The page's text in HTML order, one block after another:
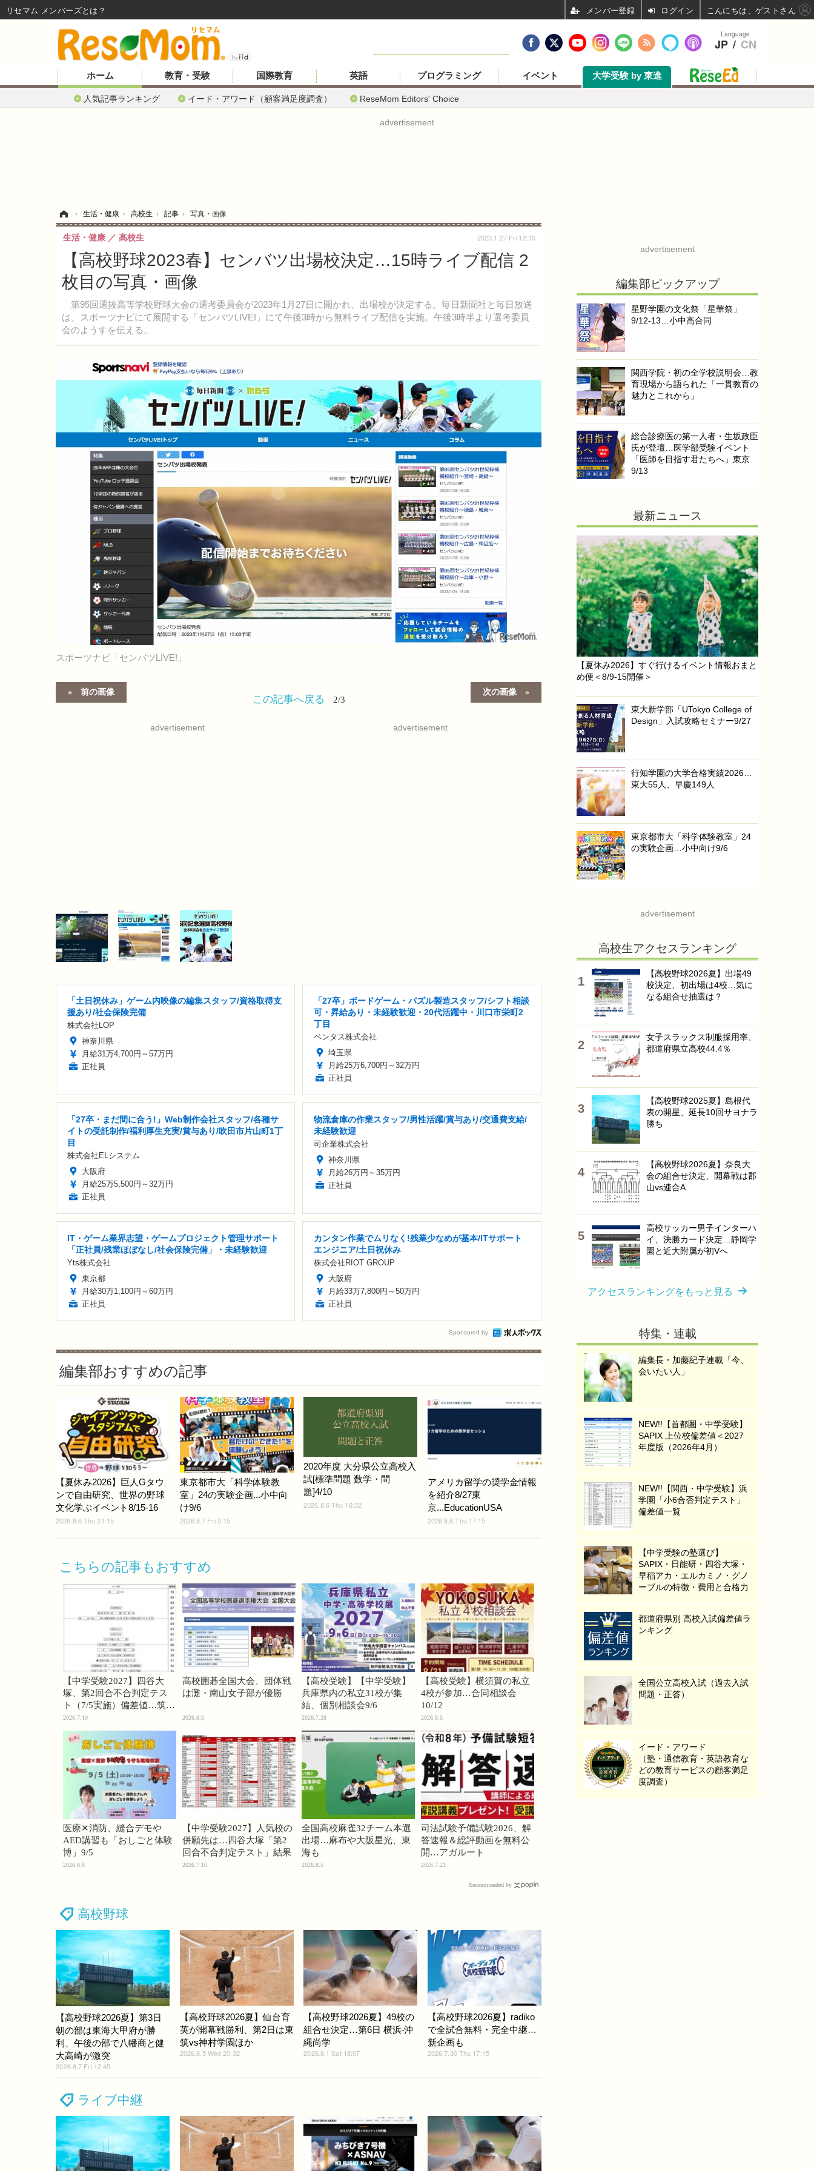
ホーム
人気記事ランキング イード・アワード（顧客満足度調査） ReseMom Editors' Choice
教育・受験 国際教育 英語 プログラミング イベント 大学受験 by 東進
advertisement
› 生活・健康 › 高校生 › 記事 › 写真・画像
【高校野球2023春】センバツ出場校決定…15時ライブ配信 2
枚目の写真・画像
第95回選抜高等学校野球大会の選考委員会が2023年1月27日に開かれ、出場校が決定する。毎日新聞社と毎日放送
は、スポーツナビにて展開する「センバツLIVE!」にて午後3時から無料ライブ配信を実施。午後3時半より選考委員
会のようすを伝える。
生活・健康 高校生 2023.1.27 Fri 12:15
スポーツナビ「センバツLIVE!」
前の画像 次の画像
この記事へ戻る 2/3
advertisement advertisement
「土日祝休み」ゲーム内映像の編集スタッフ/資格取得支
援あり/社会保険完備
株式会社LOP
神奈川県
月給31万4,700円～57万円
正社員
「27卒」ボードゲーム・パズル製造スタッフ/シフト相談
可・昇給あり・未経験歓迎・20代活躍中・川口市栄町2
丁目
ベンタス株式会社
埼玉県
月給25万6,700円～32万円
正社員
「27卒・まだ間に合う!」Web制作会社スタッフ/各種サ
イトの受託制作/福利厚生充実/賞与あり/吹田市片山町1丁
目
株式会社ELシステム
大阪府
月給25万5,500円～32万円
正社員
物流倉庫の作業スタッフ/男性活躍/賞与あり/交通費支給/
未経験歓迎
司企業株式会社
神奈川県
月給26万円～35万円
正社員
IT・ゲーム業界志望・ゲームプロジェクト管理サポート
「正社員/残業ほぼなし/社会保険完備」・未経験歓迎
Yts株式会社
東京都
月給30万1,100円～60万円
正社員
カンタン作業でムリなく!残業少なめが基本/ITサポート
エンジニア/土日祝休み
株式会社RIOT GROUP
大阪府
月給33万7,800円～50万円
正社員
Sponsored by
編集部おすすめの記事
【夏休み2026】巨人Gタウ
ンで自由研究、世界の野球
文化学ぶイベント8/15-16
2026.8.6 Thu 21:15
東京都市大「科学体験教
室」24の実験企画...小中向
け9/6
2026.8.7 Fri 0:15
2020年度 大分県公立高校入
試[標準問題 数学・問
題]4/10
2026.8.6 Thu 16:32
アメリカ留学の奨学金情報
を紹介8/27東
京...EducationUSA
2026.8.6 Thu 17:15
こちらの記事もおすすめ
【中学受験2027】四谷大
塚、第2回合不合判定テス
ト（7/5実施）偏差値…筑駒
74・桜蔭70＜PR＞
2026.7.10
高校囲碁全国大会、団体戦
は灘・南山女子部が優勝
2026.8.5
【高校受験】【中学受験】
兵庫県内の私立31校が集
結、個別相談会9/6
2026.7.28
【高校受験】横須賀の私立
4校が参加…合同相談会
10/12
2026.8.5
医療✕消防、縫合デモや
AED講習も「おしごと体験
博」9/5
2026.8.6
【中学受験2027】人気校の
併願先は…四谷大塚「第2
回合不合判定テスト」結果
2026.7.16
全国高校麻雀32チーム本選
出場…麻布や大阪星光、東
海も
2026.8.5
司法試験予備試験2026、解
答速報＆総評動画を無料公
開…アガルート
2026.7.21
Recommended by
高校野球
【高校野球2026夏】第3日
朝の部は東海大甲府が勝
利、午後の部で八幡商と健
大高崎が激突
2026.8.7 Fri 12:45
【高校野球2026夏】仙台育
英が開幕戦勝利、第2日は東
筑vs神村学園ほか
2026.8.5 Wed 20:32
【高校野球2026夏】49校の
組合せ決定…第6日 横浜-沖
縄尚学
2026.8.1 Sat 18:07
【高校野球2026夏】radiko
で全試合無料・完全中継…
新企画も
2026.7.30 Thu 17:15
ライブ中継
advertisement
編集部ピックアップ
星野学園の文化祭「星華祭」
9/12-13…小中高合同
関西学院・初の全学校説明会…教
育現場から語られた「一貫教育の
魅力とこれから」
総合診療医の第一人者・生坂政臣
氏が登壇…医学部受験イベント
「医師を目指す君たちへ」東京
9/13
最新ニュース
【夏休み2026】すぐ行けるイベント情報おまと
め便＜8/9-15開催＞
東大新学部「UTokyo College of
Design」入試攻略セミナー9/27
行知学園の大学合格実績2026…
東大55人、早慶149人
東京都市大「科学体験教室」24
の実験企画…小中向け9/6
advertisement
高校生アクセスランキング
【高校野球2026夏】出場49
校決定、初出場は4校…気に
なる組合せ抽選は？
女子スラックス制服採用率、
都道府県立高校44.4％
【高校野球2025夏】島根代
表の開星、延長10回サヨナラ
勝ち
【高校野球2026夏】奈良大
会の組合せ決定、開幕戦は郡
山vs連合A
高校サッカー男子インターハ
イ、決勝カード決定…静岡学
園と近大附属が初Vへ
アクセスランキングをもっと見る
特集・連載
編集長・加藤紀子連載「今、
会いたい人」
NEW!!【首都圏・中学受験】
SAPIX 上位校偏差値＜2027
年度版（2026年4月）
NEW!!【関西・中学受験】浜
学園「小6合否判定テスト」
偏差値一覧
【中学受験の塾選び】
SAPIX・日能研・四谷大塚・
早稲アカ・エルカミノ・グノ
ーブルの特徴・費用と合格力
都道府県別 高校入試偏差値ラ
ンキング
全国公立高校入試（過去入試
問題・正答）
イード・アワード
（塾・通信教育・英語教育な
どの教育サービスの顧客満足
度調査）
Language
JP / CN
リセマム メンバーズ ログイン こんにちは、ゲストさん